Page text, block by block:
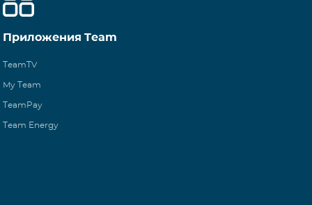
Приложения Team
TeamTV
My Team
TeamPay
Team Energy